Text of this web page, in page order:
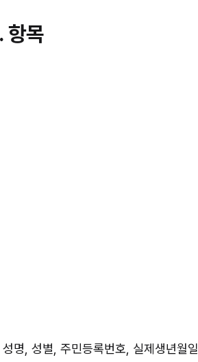
항목
성명, 성별, 주민등록번호, 실제생년월